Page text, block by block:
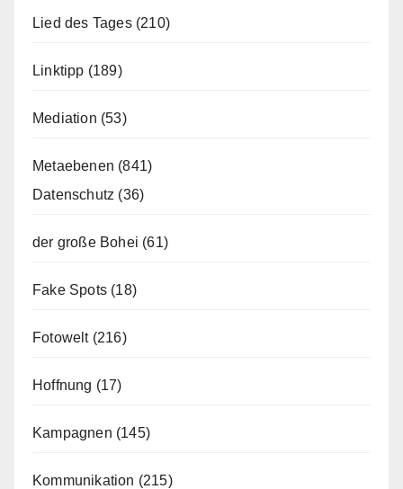
Lied des Tages(210)
Linktipp (189)
Mediation (53)
Metaebenen (841)
Datenschutz (36)
der große Bohei (61)
Fake Spots (18)
Fotowelt(216)
Hoffnung (17)
Kampagnen (145)
Kommunikation (215)